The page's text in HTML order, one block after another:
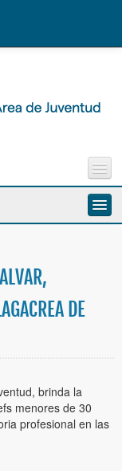
Agenda
Contacto
DE
brinda la
menores de 30
profesional en las